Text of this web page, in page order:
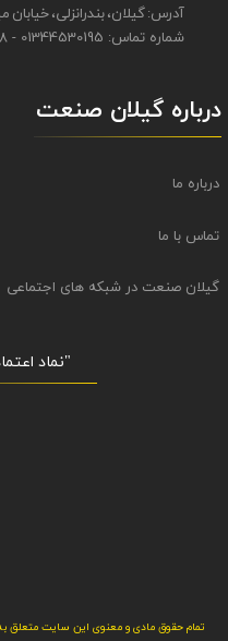
آدرس: گیلان، بندرانزلی،
شماره تماس: 01344530195 - 09111843948
تمام حقوق مادی و معنوی این سایت متعلق به
"نماد
درباره گیلان صنعت
درباره ما
تماس با ما
گیلان صنعت در شبکه های اجتماعی